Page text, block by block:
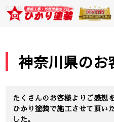
Skip
to
HOME >お客様の声
神奈川県のお
たくさんのお客様よりご感想
ひかり塗装で施工させて頂い
した。